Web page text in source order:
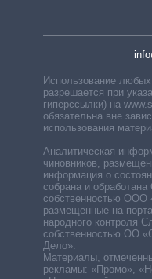
Использование
разрешается при
гиперссылки) на
обязательна вне
использования
Аналитическая
чиновников,
информация о
собрана и
собственностью ООО
размещенные на
народного контроля
собственностью ОО
Дело».
Материалы,
рекламы: «Промо»,